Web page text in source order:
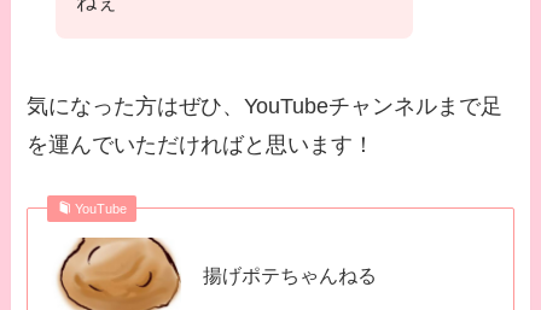
気になった方はぜひ、YouTubeチャンネルまで足
を運んでいただければと思います！
YouTube
揚げポテちゃんねる